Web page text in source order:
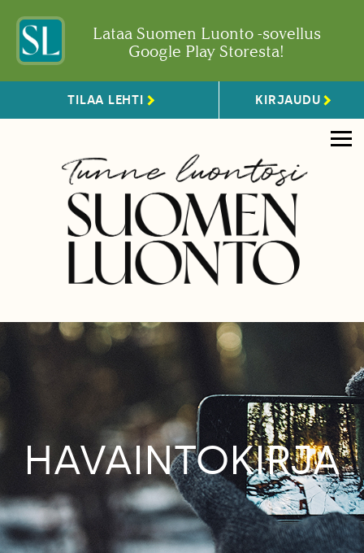
Lataa Suomen Luonto -sovellus
Google Play Storesta!
TILAA LEHTI KIRJAUDU
HAVAINTOKIRJA